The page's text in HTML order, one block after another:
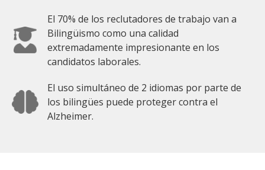
El 70% de los reclutadores de trabajo van a
Bilingüismo como una calidad
extremadamente impresionante en los
candidatos laborales.
El uso simultáneo de 2 idiomas por parte de
los bilingües puede proteger contra el
Alzheimer.